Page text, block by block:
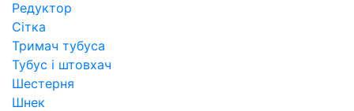
Редуктор
Сітка
Тримач тубуса
Тубус і штовхач
Шестерня
Шнек